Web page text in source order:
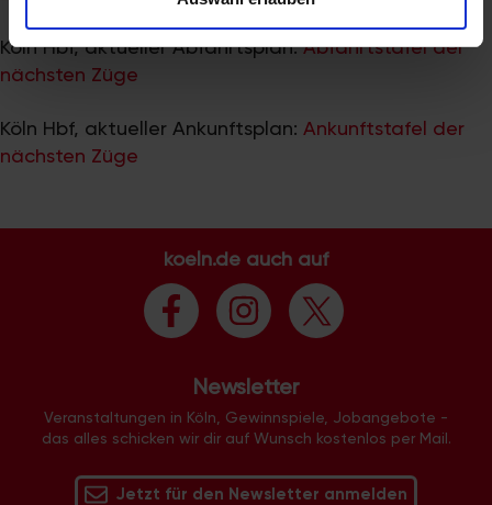
analysieren. Außerdem geben wir Informationen zu Ihrer
Verwendung unserer Website an unsere Partner für
soziale Medien, Werbung und Analysen weiter. Unsere
weiteren Daten zusammen, die Sie ihnen bereitgestellt
haben oder die sie im Rahmen Ihrer Nutzung der Dienste
Köln Hbf, aktueller Abfahrtsplan:Abfahrtstafel der
nächsten Züge
Köln Hbf, aktueller Ankunftsplan: Ankunftstafel der
nächsten Züge
koeln.de auch auf
Newsletter
Veranstaltungen in Köln, Gewinnspiele, Jobangebote -
das alles schicken wir dir auf Wunsch kostenlos per Mail.
Jetzt für den Newsletter anmelden